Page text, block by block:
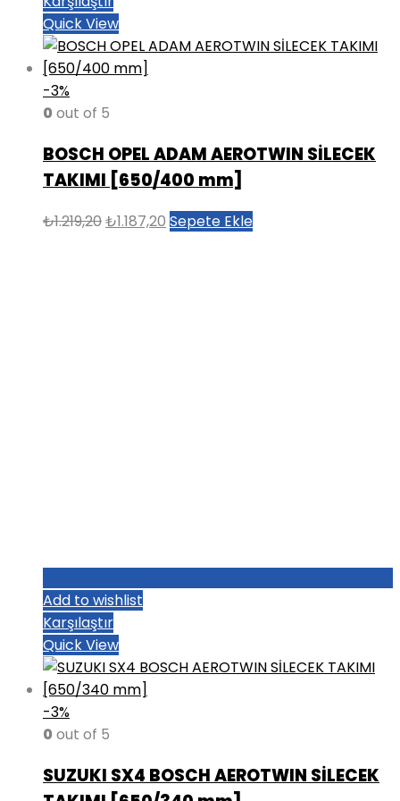
Quick View
-3%
0 out of 5
BOSCH OPEL ADAM AEROTWIN SİLECEK
TAKIMI [650/400 mm]
₺1.219,20Orijinal
₺1.187,20 Şu
Sepete Ekle
Add to wishlist
Karşılaştır
Quick View
-3%
0 out of 5
SUZUKI SX4 BOSCH AEROTWIN SİLECEK